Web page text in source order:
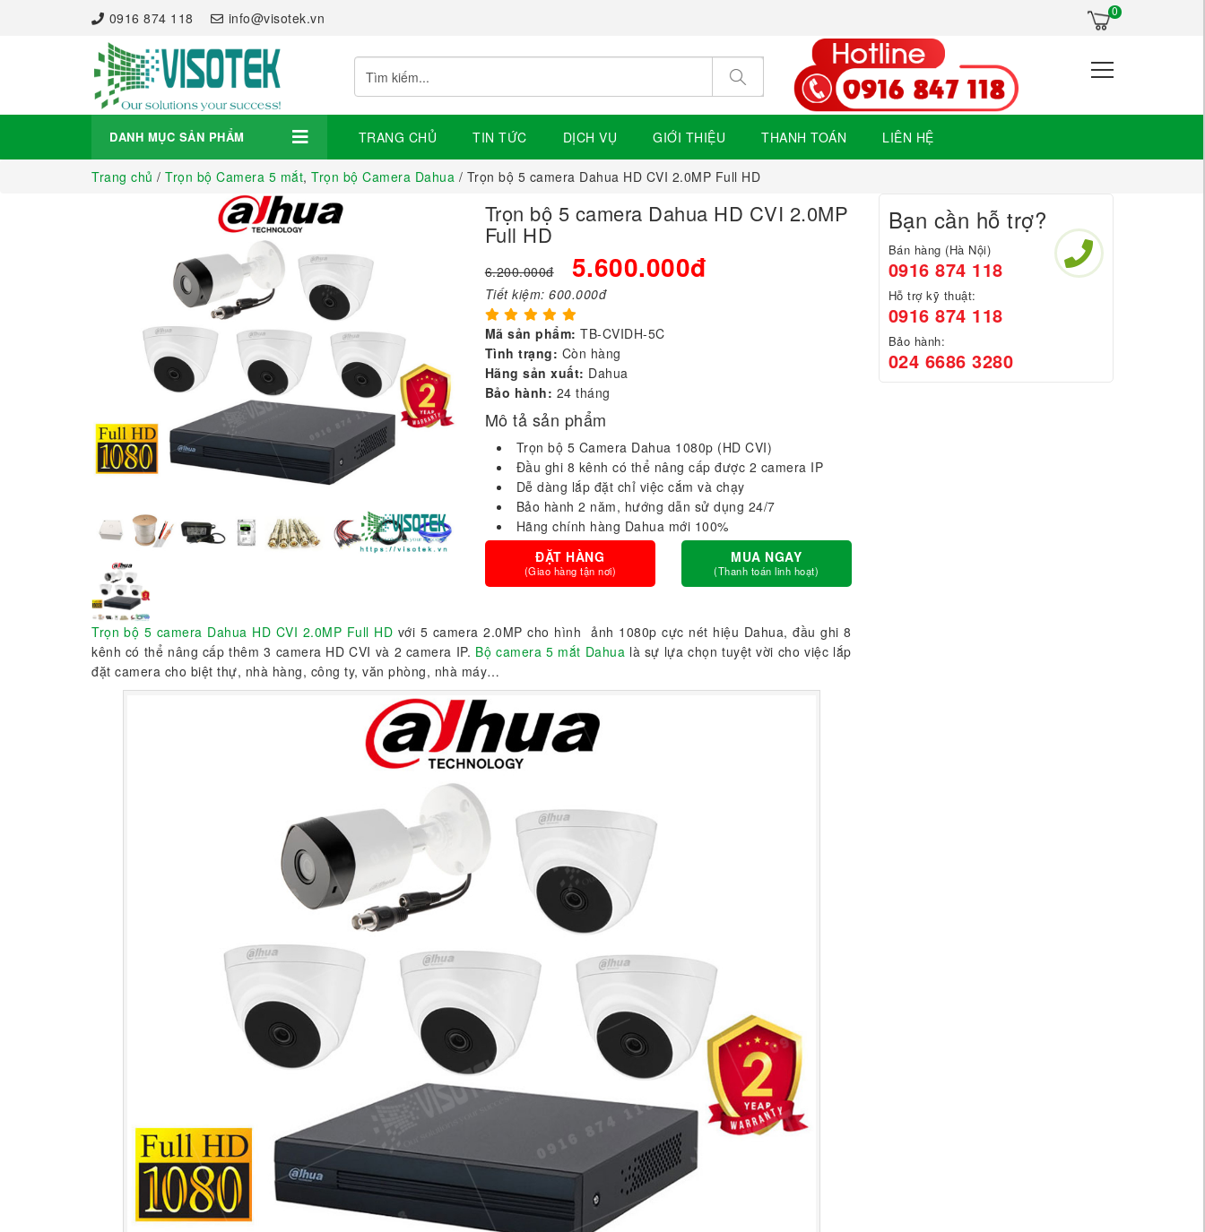
0916 874 118 info@visotek.vn 0
DANH MỤC SẢN PHẨM TRANG CHỦ TIN TỨC DỊCH VỤ GIỚI THIỆU THANH TOÁN LIÊN HỆ
Trang chủ / Trọn bộ Camera 5 mắt, Trọn bộ Camera Dahua / Trọn bộ 5 camera Dahua HD CVI 2.0MP Full HD
Trọn bộ 5 camera Dahua HD CVI 2.0MP
Full HD
6.200.000đ 5.600.000đ
Tiết kiệm:600.000đ
Mã sản phẩm: TB-CVIDH-5C
Tình trạng: Còn hàng
Hãng sản xuất: Dahua
Bảo hành: 24 tháng
Mô tả sản phẩm
Trọn bộ 5 Camera Dahua 1080p (HD CVI)
Đầu ghi 8 kênh có thể nâng cấp được 2 camera IP
Dễ dàng lắp đặt chỉ việc cắm và chạy
Bảo hành 2 năm, hướng dẫn sử dụng 24/7
Hãng chính hàng Dahua mới 100%
ĐẶT HÀNG
(Giao hàng tận nơi)
MUA NGAY
(Thanh toán linh hoạt)
Trọn bộ 5 camera Dahua HD CVI 2.0MP Full HD với 5 camera 2.0MP cho hình ảnh 1080p cực nét hiệu Dahua, đầu ghi 8
kênh có thể nâng cấp thêm 3 camera HD CVI và 2 camera IP. Bộ camera 5 mắt Dahua là sự lựa chọn tuyệt vời cho việc lắp
đặt camera cho biệt thự, nhà hàng, công ty, văn phòng, nhà máy…
Bạn cần hỗ trợ?
Bán hàng (Hà Nội)
0916 874 118
Hỗ trợ kỹ thuật:
0916 874 118
Bảo hành:
024 6686 3280